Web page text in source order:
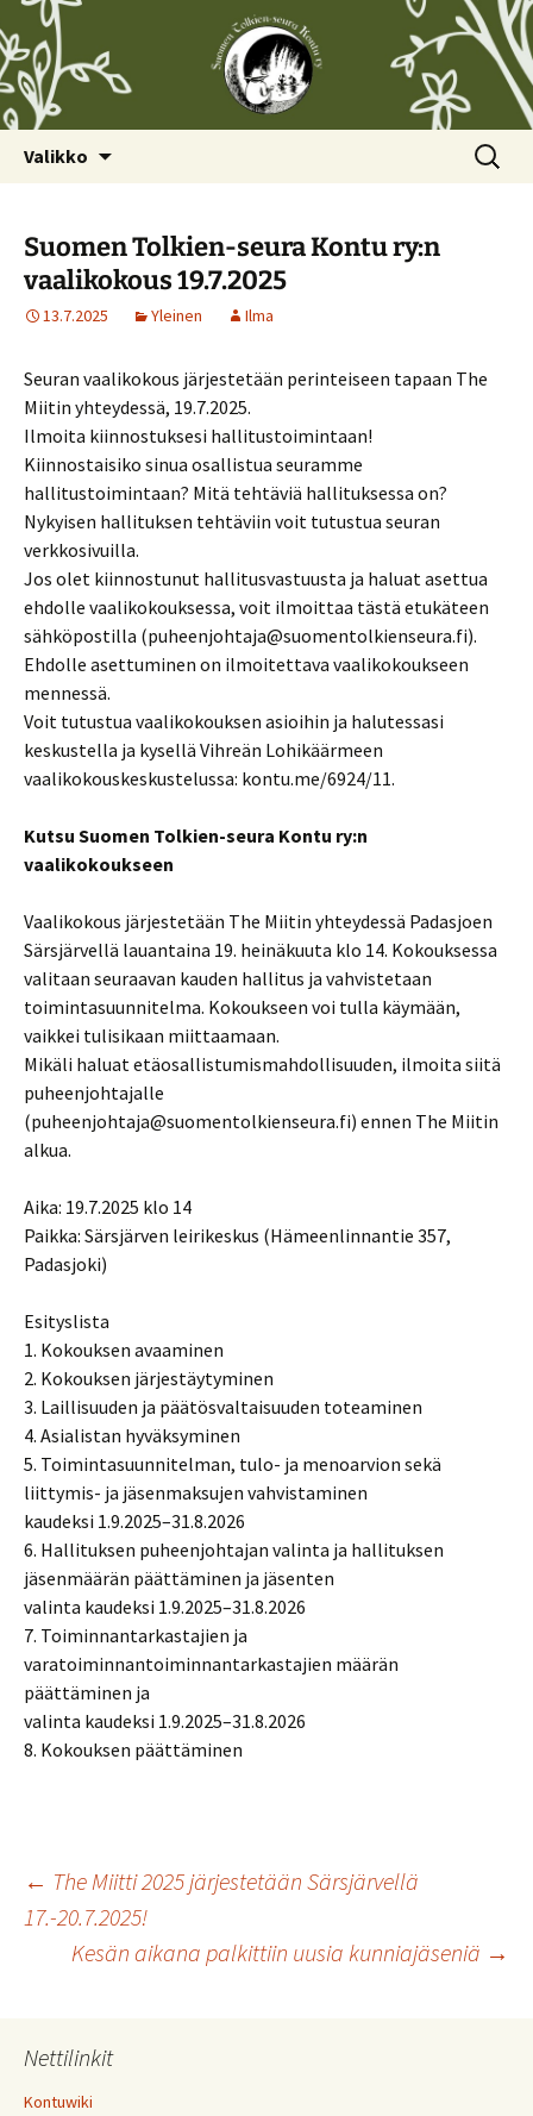
Valikko Haku:
Suomen Tolkien-seura Kontu ry:n
vaalikokous 19.7.2025
13.7.2025 Yleinen Ilma
Seuran vaalikokous järjestetään perinteiseen tapaan The
Miitin yhteydessä, 19.7.2025.
Ilmoita kiinnostuksesi hallitustoimintaan!
Kiinnostaisiko sinua osallistua seuramme
hallitustoimintaan? Mitä tehtäviä hallituksessa on?
Nykyisen hallituksen tehtäviin voit tutustua seuran
verkkosivuilla.
Jos olet kiinnostunut hallitusvastuusta ja haluat asettua
ehdolle vaalikokouksessa, voit ilmoittaa tästä etukäteen
sähköpostilla (puheenjohtaja@suomentolkienseura.fi).
Ehdolle asettuminen on ilmoitettava vaalikokoukseen
mennessä.
Voit tutustua vaalikokouksen asioihin ja halutessasi
keskustella ja kysellä Vihreän Lohikäärmeen
vaalikokouskeskustelussa: kontu.me/6924/11.
Kutsu Suomen Tolkien-seura Kontu ry:n
vaalikokoukseen
Vaalikokous järjestetään The Miitin yhteydessä Padasjoen
Särsjärvellä lauantaina 19. heinäkuuta klo 14. Kokouksessa
valitaan seuraavan kauden hallitus ja vahvistetaan
toimintasuunnitelma. Kokoukseen voi tulla käymään,
vaikkei tulisikaan miittaamaan.
Mikäli haluat etäosallistumismahdollisuuden, ilmoita siitä
puheenjohtajalle
(puheenjohtaja@suomentolkienseura.fi) ennen The Miitin
alkua.
Aika: 19.7.2025 klo 14
Paikka: Särsjärven leirikeskus (Hämeenlinnantie 357,
Padasjoki)
Esityslista
1. Kokouksen avaaminen
2. Kokouksen järjestäytyminen
3. Laillisuuden ja päätösvaltaisuuden toteaminen
4. Asialistan hyväksyminen
5. Toimintasuunnitelman, tulo- ja menoarvion sekä
liittymis- ja jäsenmaksujen vahvistaminen
kaudeksi 1.9.2025–31.8.2026
6. Hallituksen puheenjohtajan valinta ja hallituksen
jäsenmäärän päättäminen ja jäsenten
valinta kaudeksi 1.9.2025–31.8.2026
7. Toiminnantarkastajien ja
varatoiminnantoiminnantarkastajien määrän
päättäminen ja
valinta kaudeksi 1.9.2025–31.8.2026
8. Kokouksen päättäminen
Artikkelien
selaus
← The Miitti 2025 järjestetään Särsjärvellä
17.-20.7.2025!
Kesän aikana palkittiin uusia kunniajäseniä →
Nettilinkit
Kontuwiki